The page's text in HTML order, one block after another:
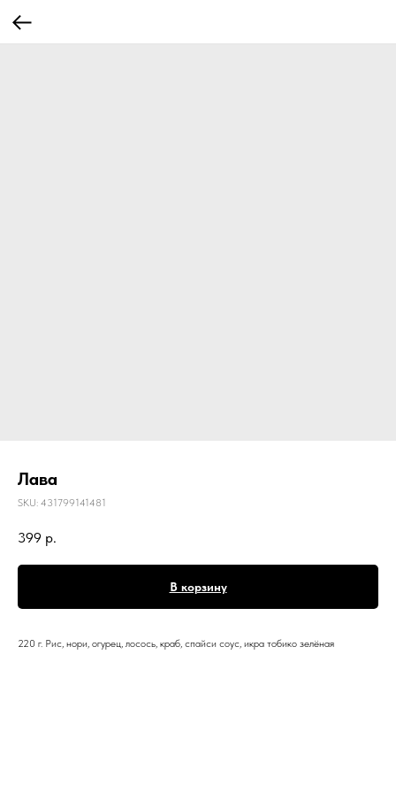
Лава
SKU: 431799141481
399 р.
В корзину
220 г. Рис, нори, огурец, лосось, краб, спайси соус, икра тобико зелёная